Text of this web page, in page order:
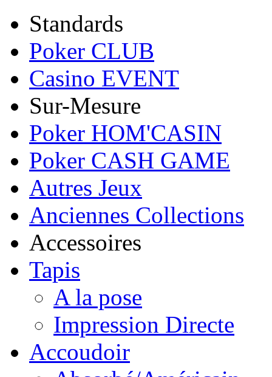
Standards
Poker CLUB
Casino EVENT
Sur-Mesure
Poker HOM'CASIN
Poker CASH GAME
Autres Jeux
Anciennes Collections
Accessoires
Tapis
A la pose
Impression Directe
Accoudoir